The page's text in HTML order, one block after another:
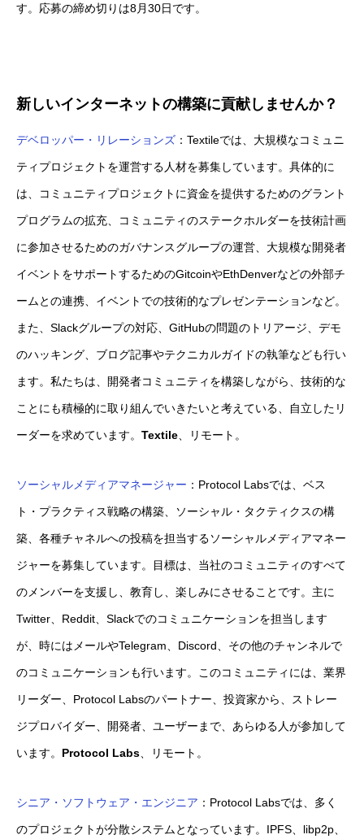
す。応募の締め切りは8月30日です。
新しいインターネットの構築に貢献しませんか？
デベロッパー・リレーションズ ：Textileでは、大規模なコミュニ
ティプロジェクトを運営する人材を募集しています。具体的に
は、コミュニティプロジェクトに資金を提供するためのグラント
プログラムの拡充、コミュニティのステークホルダーを技術計画
に参加させるためのガバナンスグループの運営、大規模な開発者
イベントをサポートするためのGitcoinやEthDenverなどの外部チ
ームとの連携、イベントでの技術的なプレゼンテーションなど。
また、Slackグループの対応、GitHubの問題のトリアージ、デモ
のハッキング、ブログ記事やテクニカルガイドの執筆なども行い
ます。私たちは、開発者コミュニティを構築しながら、技術的な
ことにも積極的に取り組んでいきたいと考えている、自立したリ
ーダーを求めています。 Textile 、リモート。
ソーシャルメディアマネージャー ：Protocol Labsでは、ベス
ト・プラクティス戦略の構築、ソーシャル・タクティクスの構
築、各種チャネルへの投稿を担当するソーシャルメディアマネー
ジャーを募集しています。目標は、当社のコミュニティのすべて
のメンバーを支援し、教育し、楽しみにさせることです。主に
Twitter、Reddit、Slackでのコミュニケーションを担当します
が、時にはメールやTelegram、Discord、その他のチャンネルで
のコミュニケーションも行います。このコミュニティには、業界
リーダー、Protocol Labsのパートナー、投資家から、ストレー
ジプロバイダー、開発者、ユーザーまで、あらゆる人が参加して
います。 Protocol Labs 、リモート。
シニア・ソフトウェア・エンジニア ：Protocol Labsでは、多く
のプロジェクトが分散システムとなっています。IPFS、libp2p、